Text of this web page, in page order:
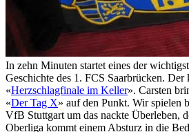
In zehn Minuten startet eines der
Geschichte des 1. FCS Saarbrücken.
«Herzschlagfinale im Keller». Carsten
«Der Tag X» auf den Punkt. Wir spielen
VfB Stuttgart um das nackte Überleben,
Oberliga kommt einem Absturz in die